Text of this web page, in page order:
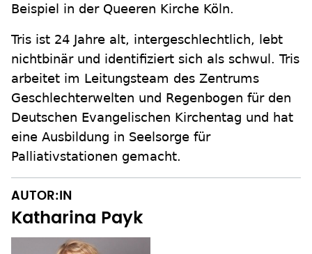
Beispiel in der Queeren Kirche Köln.
Tris ist 24 Jahre alt, intergeschlechtlich, lebt
nichtbinär und identifiziert sich als schwul. Tris
arbeitet im Leitungsteam des Zentrums
Geschlechterwelten und Regenbogen für den
Deutschen Evangelischen Kirchentag und hat
eine Ausbildung in Seelsorge für
Palliativstationen gemacht.
AUTOR:IN
Katharina Payk